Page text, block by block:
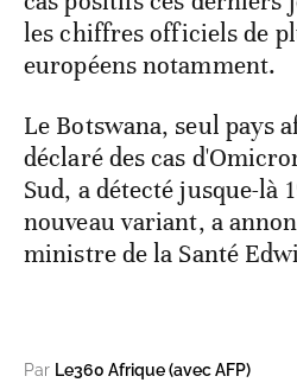
les chiffres officiels de
européens notamment.
Le Botswana, seul pays
déclaré des cas
Sud, a détecté jusque-là
nouveau variant, a
ministre de la Santé
Par Le360 Afrique (avec AFP)